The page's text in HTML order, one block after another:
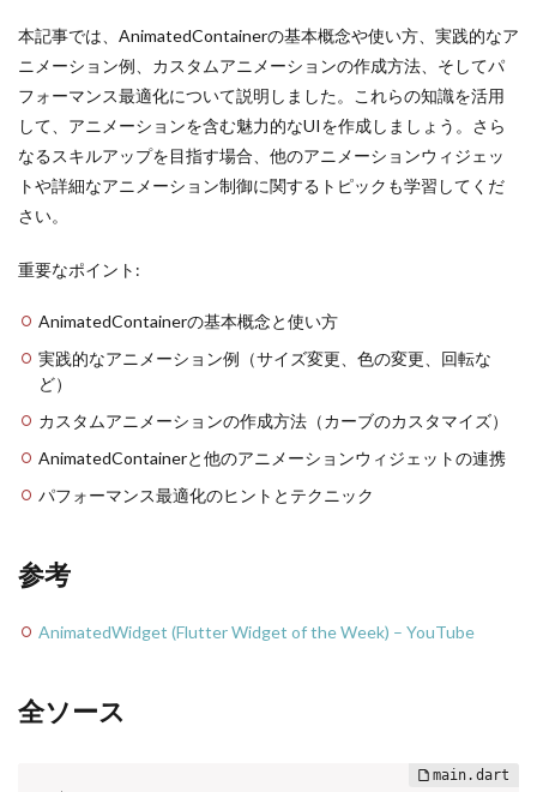
本記事では、AnimatedContainerの基本概念や使い方、実践的なア
ニメーション例、カスタムアニメーションの作成方法、そしてパ
フォーマンス最適化について説明しました。これらの知識を活用
して、アニメーションを含む魅力的なUIを作成しましょう。さら
なるスキルアップを目指す場合、他のアニメーションウィジェッ
トや詳細なアニメーション制御に関するトピックも学習してくだ
さい。
重要なポイント:
AnimatedContainerの基本概念と使い方
実践的なアニメーション例（サイズ変更、色の変更、回転な
ど）
カスタムアニメーションの作成方法（カーブのカスタマイズ）
AnimatedContainerと他のアニメーションウィジェットの連携
パフォーマンス最適化のヒントとテクニック
参考
AnimatedWidget (Flutter Widget of the Week) – YouTube
全ソース